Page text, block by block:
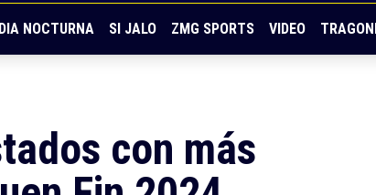
NOCTURNA SI JALO ZMG SPORTS VIDEO
con más